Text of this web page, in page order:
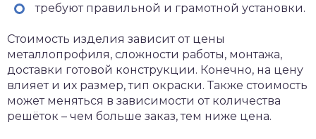
требуют правильной и грамотной установки.
Стоимость изделия зависит от цены
металлопрофиля, сложности работы, монтажа,
доставки готовой конструкции. Конечно, на цену
влияет и их размер, тип окраски. Также стоимость
может меняться в зависимости от количества
решёток – чем больше заказ, тем ниже цена.